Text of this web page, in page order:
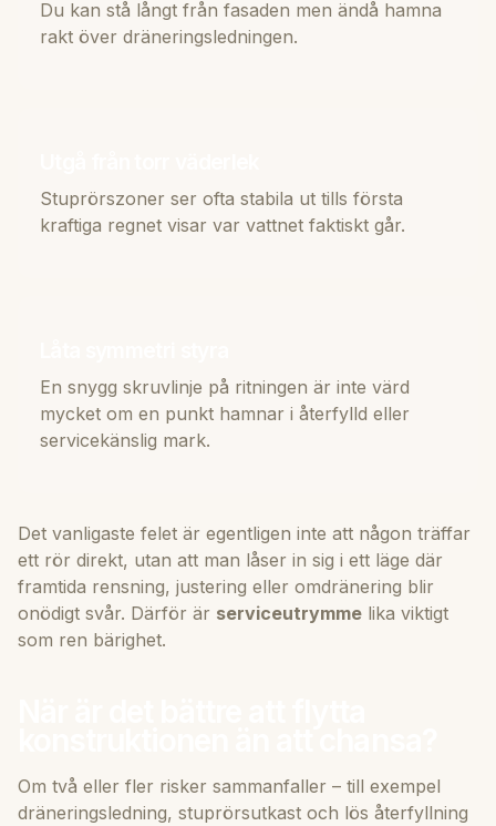
Du kan stå långt från fasaden men ändå hamna
rakt över dräneringsledningen.
Stuprörszoner ser ofta stabila ut tills första
kraftiga regnet visar var vattnet faktiskt går.
En snygg skruvlinje på ritningen är inte värd
mycket om en punkt hamnar i återfylld eller
servicekänslig mark.
Det vanligaste felet är egentligen inte att någon träffar
ett rör direkt, utan att man låser in sig i ett läge där
framtida rensning, justering eller omdränering blir
onödigt svår. Därför är serviceutrymme lika viktigt
som ren bärighet.
Om två eller fler risker sammanfaller – till exempel
dräneringsledning, stuprörsutkast och lös återfyllning